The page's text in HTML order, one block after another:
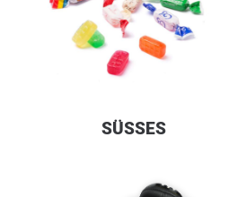
SÜSSES